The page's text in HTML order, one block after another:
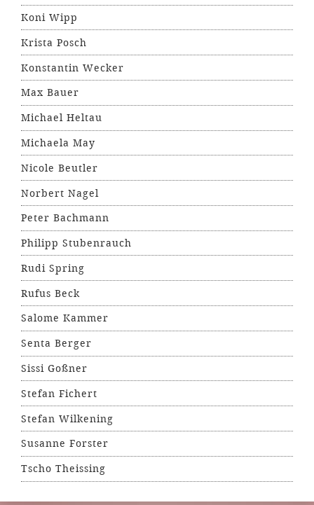
Koni Wipp
Krista Posch
Konstantin Wecker
Max Bauer
Michael Heltau
Michaela May
Nicole Beutler
Norbert Nagel
Peter Bachmann
Philipp Stubenrauch
Rudi Spring
Rufus Beck
Salome Kammer
Senta Berger
Sissi Goßner
Stefan Fichert
Stefan Wilkening
Susanne Forster
Tscho Theissing